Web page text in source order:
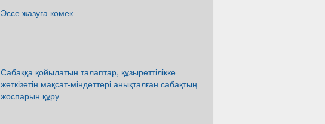
Эссе жазуға көмек
Сабаққа қойылатын талаптар, құзыреттілікке
жеткізетін мақсат-міндеттері анықталған сабақтың
жоспарын құру